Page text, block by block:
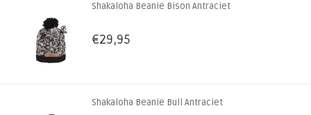
Shakaloha Beanie Bison Antraciet
€29,95
Shakaloha Beanie Bull Antraciet